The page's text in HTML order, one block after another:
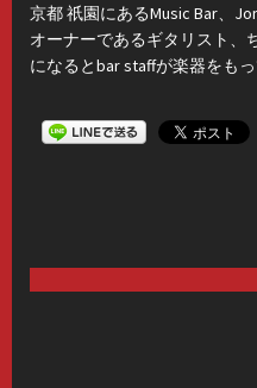
京都 祇園にあるMusic Bar、
オーナーであるギタリスト、
になるとbar staffが楽器をも